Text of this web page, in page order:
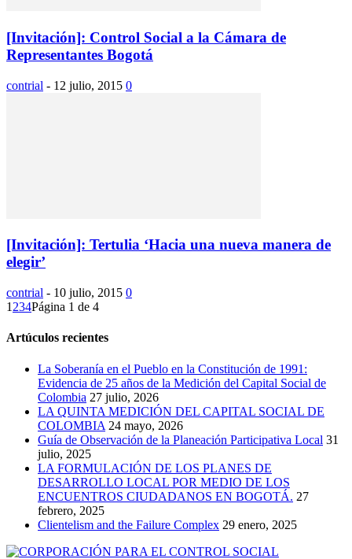
[Invitación]: Control Social a la Cámara de
Representantes Bogotá
contrial - 12 julio, 2015 0
[Invitación]: Tertulia ‘Hacia una nueva manera de
elegir’
contrial - 10 julio, 2015 0
1 234Página 1 de 4
Artúculos recientes
La Soberanía en el Pueblo en la Constitución de 1991:
Evidencia de 25 años de la Medición del Capital Social de
Colombia 27 julio, 2026
LA QUINTA MEDICIÓN DEL CAPITAL SOCIAL DE
COLOMBIA 24 mayo, 2026
Guía de Observación de la Planeación Participativa Local 31
julio, 2025
LA FORMULACIÓN DE LOS PLANES DE
DESARROLLO LOCAL POR MEDIO DE LOS
ENCUENTROS CIUDADANOS EN BOGOTÁ. 27
febrero, 2025
Clientelism and the Failure Complex 29 enero, 2025